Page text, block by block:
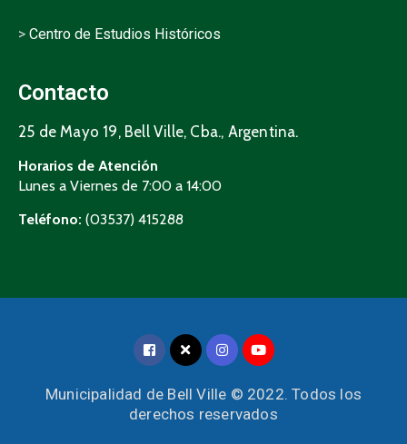
> Centro de Estudios Históricos
Contacto
25 de Mayo 19, Bell Ville, Cba., Argentina.
Horarios de Atención
Lunes a Viernes de 7:00 a 14:00
Teléfono: (03537) 415288
Municipalidad de Bell Ville © 2022. Todos los
derechos reservados